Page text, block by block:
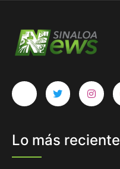
Lo más reciente